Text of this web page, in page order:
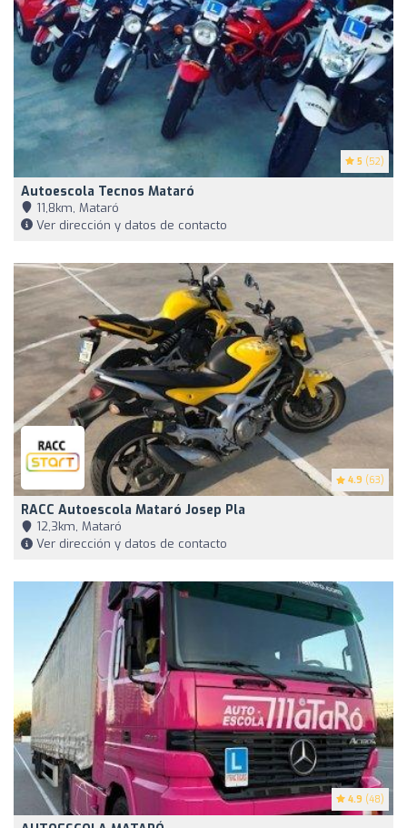
5 (52)
Autoescola Tecnos Mataró
11,8km, Mataró
Ver dirección y datos de contacto
4.9 (63)
RACC Autoescola Mataró Josep Pla
12,3km, Mataró
Ver dirección y datos de contacto
4.9 (48)